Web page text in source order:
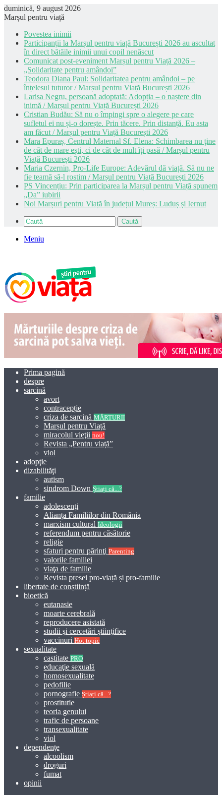
duminică, 9 august 2026
Marșul pentru viață
Povestea inimii
Participanții la Marșul pentru viață București 2026 au ascultat
în direct bătăile inimii unui copil nenăscut
Comunicat post-eveniment Marșul pentru Viață 2026 –
„Solidaritate pentru amândoi”
Teodora Diana Paul: Solidaritatea pentru amândoi – pe
înțelesul tuturor / Marșul pentru Viață București 2026
Larisa Negru, persoană adoptată: Adopția – o naștere din
inimă / Marșul pentru Viață București 2026
Cristian Budău: Să nu o împingi spre o alegere pe care
sufletul ei nu și-o dorește. Prin tăcere. Prin distanță. Eu asta
am făcut / Marșul pentru Viață București 2026
Mara Epuraș, Centrul Maternal Sf. Elena: Schimbarea nu ține
de cât de mare ești, ci de cât de mult îți pasă / Marșul pentru
Viață București 2026
Maria Czernin, Pro-Life Europe: Adevărul dă viață. Să nu ne
fie teamă să-l rostim / Marșul pentru Viață București 2026
PS Vincențiu: Prin participarea la Marșul pentru Viață spunem
„Da” iubirii
Noi Marșuri pentru Viață în județul Mureș: Luduș și Iernut
Caută
Meniu
Prima pagină
despre
sarcină
avort
contracepție
criza de sarcină MĂRTURII
Marșul pentru Viață
miracolul vieţii nou!
Revista „Pentru viață”
viol
adopţie
dizabilităţi
autism
sindrom Down Știați că...?
familie
adolescenţi
Alianța Familiilor din România
marxism cultural Ideologii
referendum pentru căsătorie
religie
sfaturi pentru părinţi Parenting
valorile familiei
viaţa de familie
Revista presei pro-viață și pro-familie
libertate de conștiință
bioetică
eutanasie
moarte cerebrală
reproducere asistată
studii şi cercetări ştiinţifice
vaccinuri Hot topic
sexualitate
castitate PRO
educaţie sexuală
homosexualitate
pedofilie
pornografie Știați că...?
prostitutie
teoria genului
trafic de persoane
transexualitate
viol
dependenţe
alcoolism
droguri
fumat
opinii